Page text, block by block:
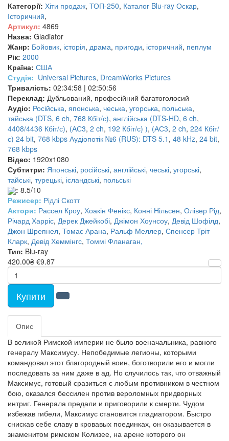
Категорії: Хіти продаж, ТОП-250, Каталог Blu-ray Оскар,
Історичний,
Артикул: 4869
Назва: Gladiator
Жанр: Бойовик, історія, драма, пригоди, історичний, пеплум
Рік: 2000
Країна: США
Студія: Universal Pictures, DreamWorks Pictures
Тривалість: 02:34:58 | 02:50:56
Переклад: Дубльований, професійний багатоголосий
Аудіо: Російська, японська, чеська, угорська, польська,
тайська (DTS, 6 ch, 768 Кбіт/с), англійська (DTS-HD, 6 ch,
4408/4436 Кбіт/с), (АС3, 2 ch, 192 Кбіт/с) ), (АС3, 2 ch, 224 Кбіт/
с) 24 bit, 768 kbps Аудіопотік №6 (RUS): DTS 5.1 , 48 kHz, 24 bit,
768 kbps
Відео: 1920x1080
Субтитри: Японські, російські, англійські, чеські, угорські,
тайські, турецькі, ісландські, польські
: 8.5/10
Режисер: Рідлі Скотт
Актори: Рассел Кроу, Хоакін Фенікс, Конні Нільсен, Олівер Рід,
Річард Харріс, Дерек Джейкобі, Джімон Хоунсоу, Девід Шофілд,
Джон Шрепнел, Томас Арана, Ральф Меллер, Спенсер Тріт
Кларк, Девід Хеммінгс, Томмі Фланаган,
Тип: Blu-ray
420.00₴ €9.87
Купити
Опис
В великой Римской империи не было военачальника, равного
генералу Максимусу. Непобедимые легионы, которыми
командовал этот благородный воин, боготворили его и могли
последовать за ним даже в ад. Но случилось так, что отважный
Максимус, готовый сразиться с любым противником в честном
бою, оказался бессилен против вероломных придворных
интриг. Генерала предали и приговорили к смерти. Чудом
избежав гибели, Максимус становится гладиатором. Быстро
снискав себе славу в кровавых поединках, он оказывается в
знаменитом римском Колизее, на арене которого он